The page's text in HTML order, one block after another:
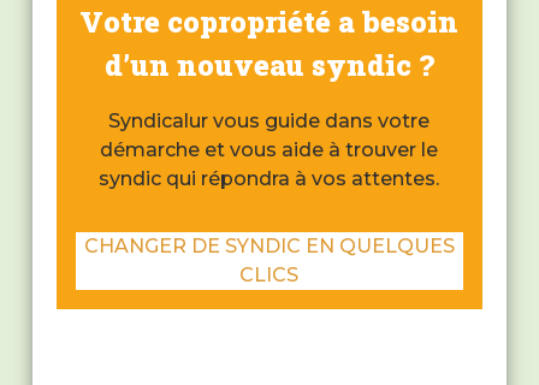
Votre copropriété a besoin
d’un nouveau syndic ?
Syndicalur vous guide dans votre
démarche et vous aide à trouver le
syndic qui répondra à vos attentes.
CHANGER DE SYNDIC EN QUELQUES
CLICS